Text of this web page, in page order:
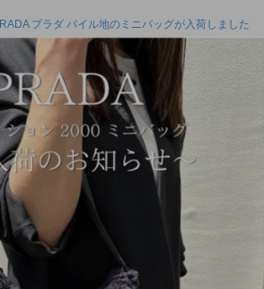
プラダ パイル地のミニバッグが入荷しました